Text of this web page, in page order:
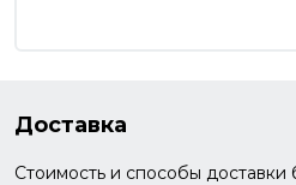
Доставка
Стоимость и способы доставки